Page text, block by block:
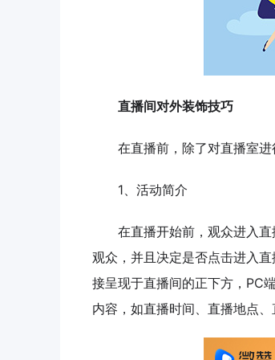
直播间对外装饰技巧
在直播前，除了对直播室进
1、活动简介
在直播开始前，观众进入直
观众，并且决定是否点击进入
接呈现于直播间的正下方，PC
内容，如直播时间、直播地点、